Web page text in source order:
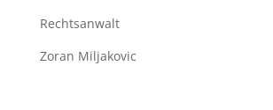
Rechtsanwalt
Zoran Miljakovic